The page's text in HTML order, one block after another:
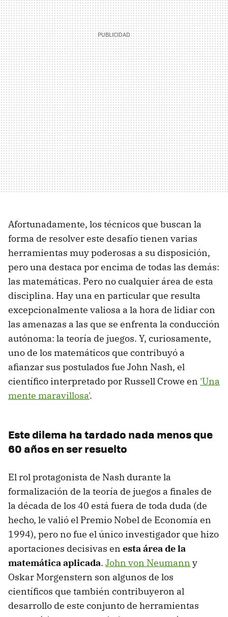
Afortunadamente, los técnicos que buscan la
forma de resolver este desafío tienen varias
herramientas muy poderosas a su disposición,
pero una destaca por encima de todas las demás:
las matemáticas. Pero no cualquier área de esta
disciplina. Hay una en particular que resulta
excepcionalmente valiosa a la hora de lidiar con
las amenazas a las que se enfrenta la conducción
autónoma: la teoría de juegos. Y, curiosamente,
uno de los matemáticos que contribuyó a
afianzar sus postulados fue John Nash, el
científico interpretado por Russell Crowe en 'Una
mente maravillosa'.
Este dilema ha tardado nada menos que
60 años en ser resuelto
El rol protagonista de Nash durante la
formalización de la teoría de juegos a finales de
la década de los 40 está fuera de toda duda (de
hecho, le valió el Premio Nobel de Economía en
1994), pero no fue el único investigador que hizo
aportaciones decisivas en esta área de la
matemática aplicada. John von Neumann y
Oskar Morgenstern son algunos de los
científicos que también contribuyeron al
desarrollo de este conjunto de herramientas